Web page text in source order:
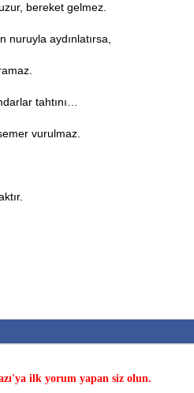
bereket gelmez.
nuruyla aydınlatırsa,
tahtını…
vurulmaz.
ilk yorum yapan siz olun.